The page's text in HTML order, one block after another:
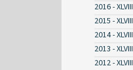
2016 - XLVIII
2015 - XLVIII
2014 - XLVIII
2013 - XLVIII
2012 - XLVIII